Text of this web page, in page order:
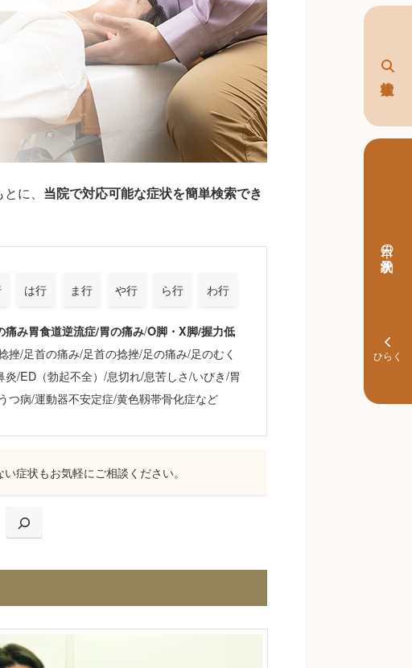
本日の予約状況
に、 当院で対応可能な症状を簡単検索でき
は行 ま行 や行 ら行 わ行
み胃食道逆流症/胃の痛み/O脚・X脚/握力低
/足首の痛み/足首の捻挫/足の痛み/足のむく
/ED（勃起不全）/息切れ/息苦しさ/いびき/胃
つ病/運動器不安定症/黄色靱帯骨化症など
症状もお気軽にご相談ください。